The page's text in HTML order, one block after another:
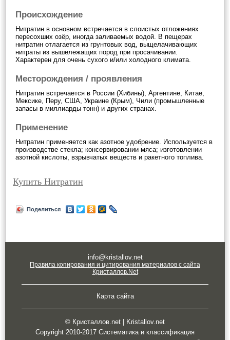
Происхождение
Нитратин в основном встречается в слоистых отложениях
пересохших озёр, иногда заливаемых водой. В пещерах
нитратин отлагается из грунтовых вод, выщелачивающих
нитраты из вышележащих пород при просачивании.
Характерен для очень сухого и/или холодного климата.
Месторождения / проявления
Нитратин встречается в России (Хибины), Аргентине, Китае,
Мексике, Перу, США, Украине (Крым), Чили (промышленные
запасы в миллиарды тонн) и других странах.
Применение
Нитратин применяется как азотное удобрение. Используется в
производстве стекла; консервировании мяса; изготовлении
азотной кислоты, взрывчатых веществ и ракетного топлива.
Купить Нитратин
Поделиться
info@kristallov.net
Правила копирования и цитирования материалов с сайта
Кристаллов.Net
Карта сайта
© Кристаллов.net | Kristallov.net
Copyright 2010-2017 Систематика и классификация